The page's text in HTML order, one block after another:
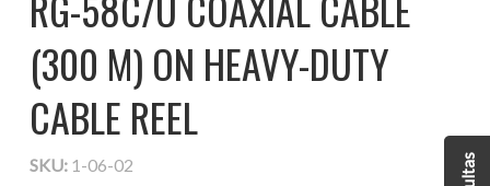
(300 M) ON HEAVY-DUTY
CABLE REEL
SKU:1-06-02